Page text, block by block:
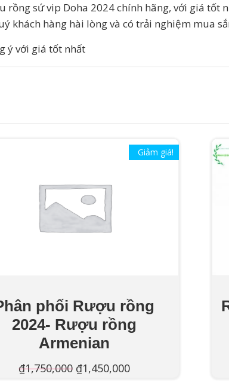
sứ vip Doha 2024 chính hãng, với giá tốt
khách hàng hài lòng và có trải nghiệm mua
ý với giá tốt nhất
Giảm giá!
phối Rượu rồng
2024- Rượu rồng
Armenian
₫1,750,000 Giá
₫1,450,000Giá